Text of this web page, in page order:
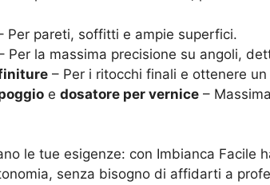
Per pareti, soffitti e ampie superfici.
Per la massima precisione su angoli,
– Per i ritocchi finali e ottenere
e dosatore per vernice –
le tue esigenze: con Imbianca Facile
senza bisogno di affidarti a